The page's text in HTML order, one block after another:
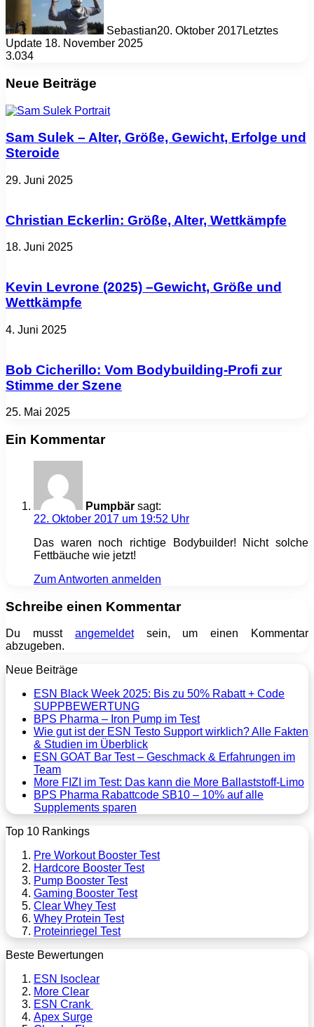
Sebastian20. Oktober 2017Letztes
Update 18. November 2025
3.034
Neue Beiträge
Sam Sulek – Alter, Größe, Gewicht, Erfolge und
Steroide
29. Juni 2025
Christian Eckerlin: Größe, Alter, Wettkämpfe
18. Juni 2025
Kevin Levrone (2025) –Gewicht, Größe und
Wettkämpfe
4. Juni 2025
Bob Cicherillo: Vom Bodybuilding-Profi zur
Stimme der Szene
25. Mai 2025
Ein Kommentar
Pumpbär sagt:
22. Oktober 2017 um 19:52 Uhr
Das waren noch richtige Bodybuilder! Nicht solche
Fettbäuche wie jetzt!
Zum Antworten anmelden
Schreibe einen Kommentar
Du musst angemeldetsein, um einen Kommentar
abzugeben.
Neue Beiträge
ESN Black Week 2025: Bis zu 50% Rabatt + Code
SUPPBEWERTUNG
BPS Pharma – Iron Pump im Test
Wie gut ist der ESN Testo Support wirklich? Alle Fakten
& Studien im Überblick
ESN GOAT Bar Test – Geschmack & Erfahrungen im
Team
More FIZI im Test: Das kann die More Ballaststoff-Limo
BPS Pharma Rabattcode SB10 – 10% auf alle
Supplements sparen
Top 10 Rankings
Pre Workout Booster Test
Hardcore Booster Test
Pump Booster Test
Gaming Booster Test
Clear Whey Test
Whey Protein Test
Proteinriegel Test
Beste Bewertungen
ESN Isoclear
More Clear
ESN Crank
Apex Surge